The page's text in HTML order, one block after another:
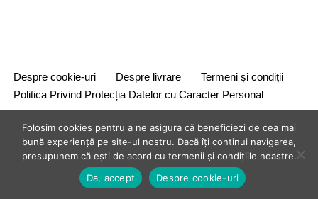
Despre cookie-uri Despre livrare
Termeni și condiții
Politica Privind Protecția Datelor cu Caracter Personal
{site_title} {current_year}
Folosim cookies pentru a ne asigura că beneficiezi de cea mai
bună experiență pe site-ul nostru. Dacă îți continui navigarea,
presupunem că ești de acord cu termenii și condițiile noastre.
Da, accept
Despre cookie-uri